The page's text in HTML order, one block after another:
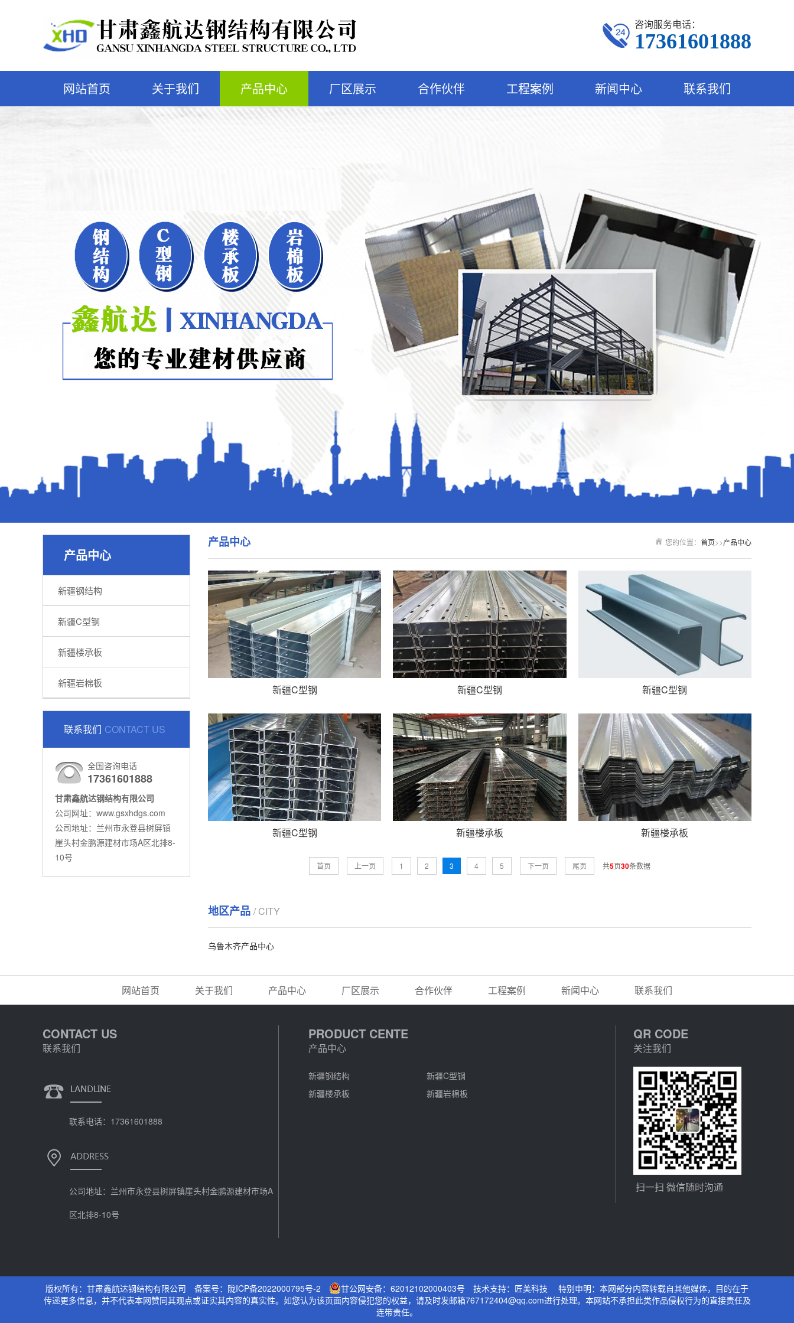
咨询服务电话：
17361601888
网站首页 关于我们 产品中心 厂区展示 合作伙伴 工程案例 新闻中心 联系我们
产品中心
新疆钢结构
新疆C型钢
新疆楼承板
新疆岩棉板
联系我们 CONTACT US
全国咨询电话
17361601888
甘肃鑫航达钢结构有限公司
公司网址：www.gsxhdgs.com
公司地址：兰州市永登县树屏镇
崖头村金鹏源建材市场A区北排8-
10号
您的位置： 首页>>产品中心
产品中心
新疆C型钢 新疆C型钢 新疆C型钢
新疆C型钢 新疆楼承板 新疆楼承板
首页 上一页 1 2 3 4 5 下一页 尾页 共5页30条数据
地区产品 / CITY
乌鲁木齐产品中心
网站首页 关于我们 产品中心 厂区展示 合作伙伴 工程案例 新闻中心 联系我们
CONTACT US
联系我们
联系电话：17361601888
公司地址：兰州市永登县树屏镇崖头村金鹏源建材市场A
区北排8-10号
PRODUCT CENTE
产品中心
新疆钢结构
新疆C型钢
新疆楼承板
新疆岩棉板
QR CODE
关注我们
扫一扫 微信随时沟通
版权所有：甘肃鑫航达钢结构有限公司 备案号： 陇ICP备2022000795号-2 甘公网安备：62012102000403号 技术支持： 匠美科技 特别申明：本网部分内容转载自其他媒体，目的在于
传递更多信息，并不代表本网赞同其观点或证实其内容的真实性。如您认为该页面内容侵犯您的权益，请及时发邮箱767172404@qq.com进行处理。本网站不承担此类作品侵权行为的直接责任及
连带责任。